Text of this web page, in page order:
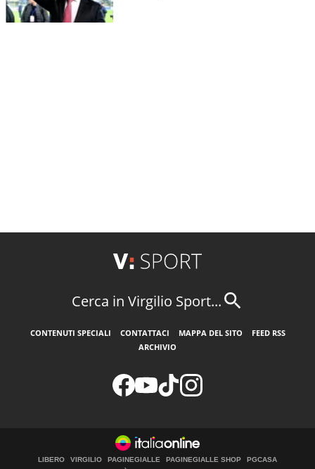
Cerca in Virgilio Sport...
CONTENUTI SPECIALI CONTATTACI MAPPA DEL SITO
FEED RSS
ARCHIVIO
LIBERO VIRGILIO PAGINEGIALLE PAGINEGIALLE SHOP
PGCASA